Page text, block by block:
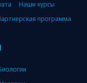
Наши курсы
программа